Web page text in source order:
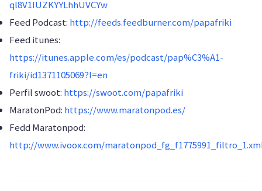
ql8V1IUZKYYLhhUVCYw
Feed Podcast: http://feeds.feedburner.com/papafriki
Feed itunes:
https://itunes.apple.com/es/podcast/pap%C3%A1-
friki/id1371105069?l=en
Perfil swoot: https://swoot.com/papafriki
MaratonPod: https://www.maratonpod.es/
Fedd Maratonpod:
http://www.ivoox.com/